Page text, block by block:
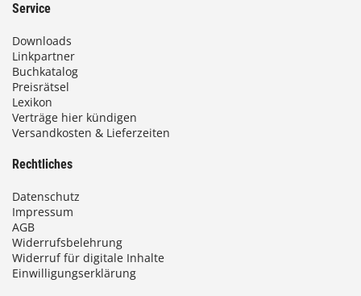
Service
Downloads
Linkpartner
Buchkatalog
Preisrätsel
Lexikon
Verträge hier kündigen
Versandkosten & Lieferzeiten
Rechtliches
Datenschutz
Impressum
AGB
Widerrufsbelehrung
Widerruf für digitale Inhalte
Einwilligungserklärung